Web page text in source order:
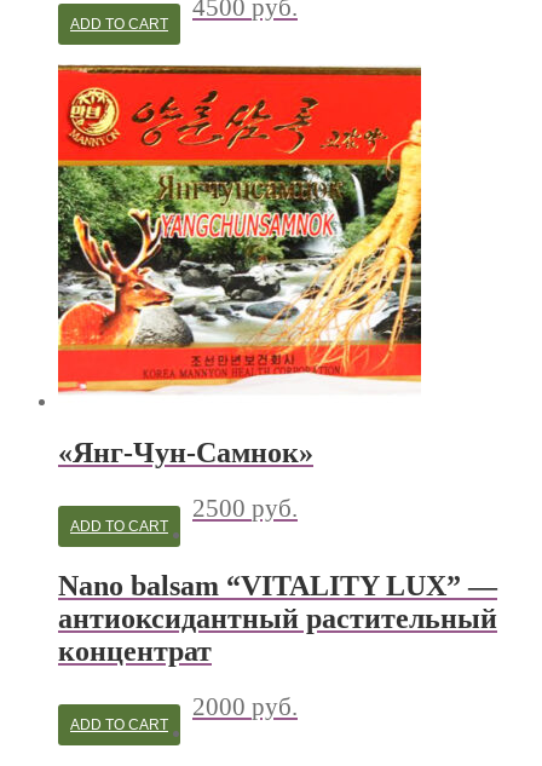
4500 руб.
ADD TO CART
«Янг-Чун-Самнок»
2500 руб.
ADD TO CART
Nano balsam “VITALITY LUX” —
антиоксидантный растительный
концентрат
2000 руб.
ADD TO CART